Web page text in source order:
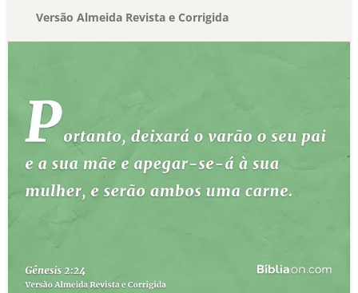
Versão Almeida Revista e Corrigida